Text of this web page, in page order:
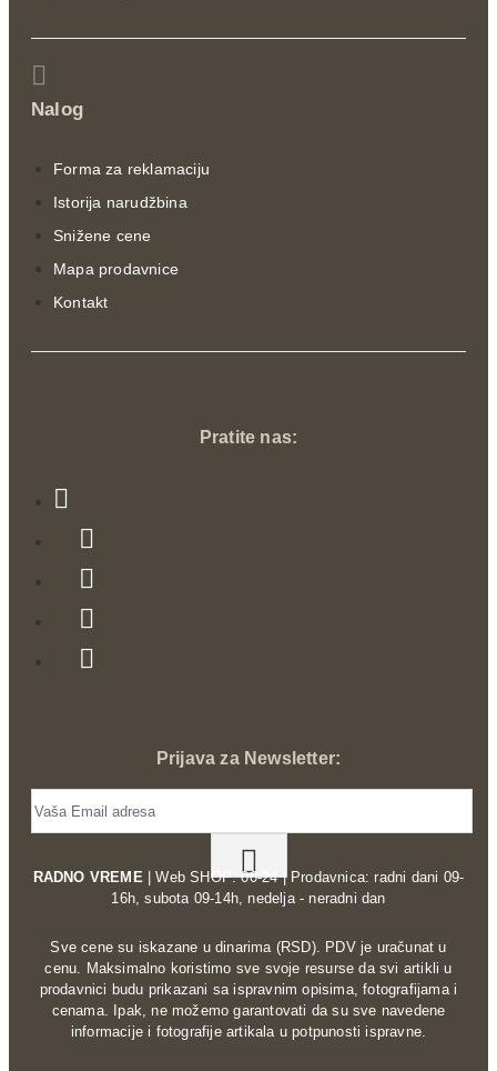
Nalog
Forma za reklamaciju
Istorija narudžbina
Snižene cene
Mapa prodavnice
Kontakt
Pratite nas:
Prijava za Newsletter:
RADNO VREME| Web SHOP: 00-24 | Prodavnica: radni dani 09-
16h, subota 09-14h, nedelja - neradni dan
Sve cene su iskazane u dinarima (RSD). PDV je uračunat u
cenu. Maksimalno koristimo sve svoje resurse da svi artikli u
prodavnici budu prikazani sa ispravnim opisima, fotografijama i
cenama. Ipak, ne možemo garantovati da su sve navedene
informacije i fotografije artikala u potpunosti ispravne.